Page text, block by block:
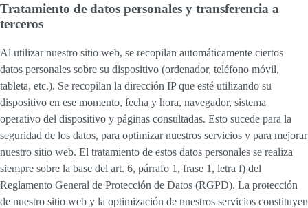
Tratamiento de datos personales y transferencia a
terceros
Al utilizar nuestro sitio web, se recopilan automáticamente ciertos
datos personales sobre su dispositivo (ordenador, teléfono móvil,
tableta, etc.). Se recopilan la dirección IP que esté utilizando su
dispositivo en ese momento, fecha y hora, navegador, sistema
operativo del dispositivo y páginas consultadas. Esto sucede para la
seguridad de los datos, para optimizar nuestros servicios y para mejorar
nuestro sitio web. El tratamiento de estos datos personales se realiza
siempre sobre la base del art. 6, párrafo 1, frase 1, letra f) del
Reglamento General de Protección de Datos (RGPD). La protección
de nuestro sitio web y la optimización de nuestros servicios constituyen